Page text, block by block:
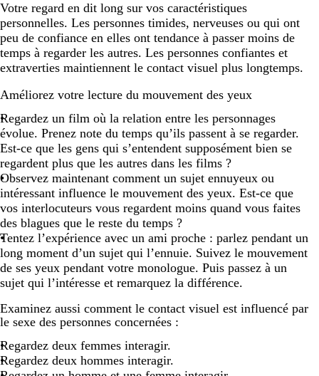
Votre regard en dit long sur vos caractéristiques
personnelles. Les personnes timides, nerveuses ou qui ont
peu de confiance en elles ont tendance à passer moins de
temps à regarder les autres. Les personnes confiantes et
extraverties maintiennent le contact visuel plus longtemps.
Améliorez votre lecture du mouvement des yeux
Regardez un film où la relation entre les personnages
évolue. Prenez note du temps qu’ils passent à se regarder.
Est-ce que les gens qui s’entendent supposément bien se
regardent plus que les autres dans les films ?
Observez maintenant comment un sujet ennuyeux ou
intéressant influence le mouvement des yeux. Est-ce que
vos interlocuteurs vous regardent moins quand vous faites
des blagues que le reste du temps ?
Tentez l’expérience avec un ami proche : parlez pendant un
long moment d’un sujet qui l’ennuie. Suivez le mouvement
de ses yeux pendant votre monologue. Puis passez à un
sujet qui l’intéresse et remarquez la différence.
Examinez aussi comment le contact visuel est influencé par
le sexe des personnes concernées :
Regardez deux femmes interagir.
Regardez deux hommes interagir.